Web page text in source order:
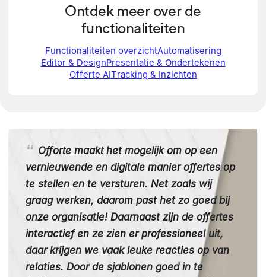
Ontdek meer over de
functionaliteiten
Functionaliteiten overzichtAutomatisering
Editor & DesignPresentatie & Ondertekenen
Offerte AITracking & Inzichten
Offorte maakt het mogelijk om op een
vernieuwende en digitale manier offertes op
te stellen en te versturen. Net zoals wij
graag werken, daarom past het zo goed bij
onze organisatie! Daarnaast zijn de offertes
interactief en ze zien er professioneel uit,
daar krijgen we vaak leuke reacties op van
relaties. Door de sjablonen goed in te